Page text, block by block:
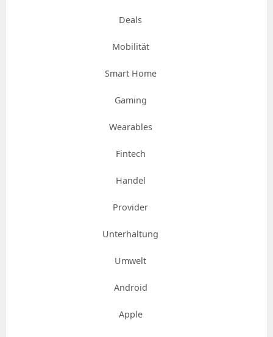
Deals
Mobilität
Smart Home
Gaming
Wearables
Fintech
Handel
Provider
Unterhaltung
Umwelt
Android
Apple